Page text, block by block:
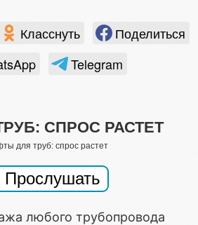
Класснуть
Поделиться
Telegram
СПРОС РАСТЕТ
любого трубопровода